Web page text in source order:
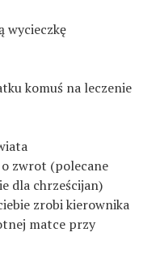
wycieczkę
komuś na leczenie
o zwrot (polecane
dla chrześcijan)
zrobi kierownika
matce przy